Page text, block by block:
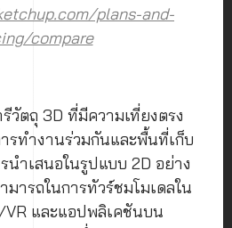
plans-and-
compare
วัตถุ 3D ที่มีความเที่ยงตรง
รทำงานร่วมกันและพื้นที่เก็บ
ำเสนอในรูปแบบ 2D อย่าง
ารถในการทัวร์ชมโมเดลใน
VR และแอปพลิเคชันบน